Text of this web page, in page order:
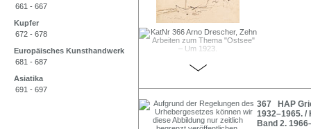
661 - 667
Kupfer
672 - 678
Europäisches Kunsthandwerk
681 - 687
Asiatika
691 - 697
367 HAP
1932–1965. /
Band 2.